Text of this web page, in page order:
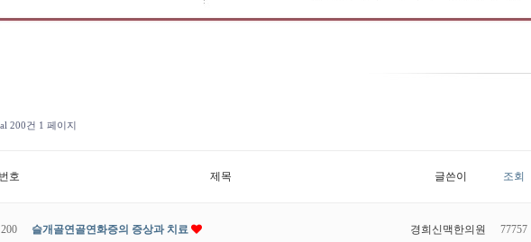
200건 1 페이지
호 제목 글쓴이 조회
200 슬개골연골연화증의 증상과 치료 경희신맥한의원 77757